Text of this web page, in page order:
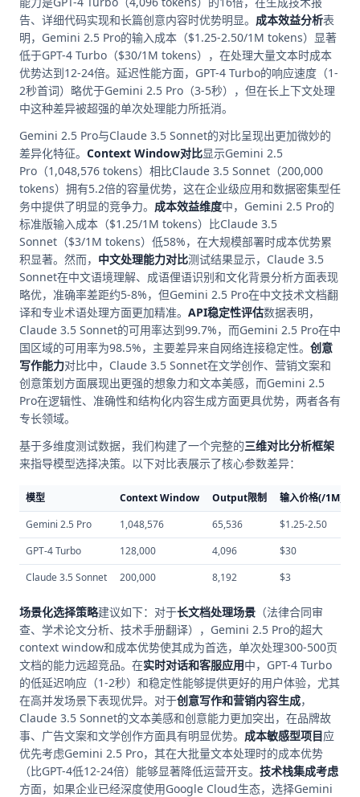
告、详细代码实现和长篇创意内容时优势明显。 成本效益分析表
明，Gemini 2.5 Pro的输入成本（$1.25-2.50/1M tokens）显著
低于GPT-4 Turbo（$30/1M tokens），在处理大量文本时成本
优势达到12-24倍。延迟性能方面，GPT-4 Turbo的响应速度（1-
2秒首词）略优于Gemini 2.5 Pro（3-5秒），但在长上下文处理
中这种差异被超强的单次处理能力所抵消。
Gemini 2.5 Pro与Claude 3.5 Sonnet的对比呈现出更加微妙的
差异化特征。 Context Window对比显示Gemini 2.5
Pro（1,048,576 tokens）相比Claude 3.5 Sonnet（200,000
tokens）拥有5.2倍的容量优势，这在企业级应用和数据密集型任
务中提供了明显的竞争力。 成本效益维度中，Gemini 2.5 Pro的
标准版输入成本（$1.25/1M tokens）比Claude 3.5
Sonnet（$3/1M tokens）低58%，在大规模部署时成本优势累
积显著。然而， 中文处理能力对比测试结果显示，Claude 3.5
Sonnet在中文语境理解、成语俚语识别和文化背景分析方面表现
略优，准确率差距约5-8%，但Gemini 2.5 Pro在中文技术文档翻
译和专业术语处理方面更加精准。 API稳定性评估数据表明，
Claude 3.5 Sonnet的可用率达到99.7%，而Gemini 2.5 Pro在中
国区域的可用率为98.5%，主要差异来自网络连接稳定性。 创意
写作能力对比中，Claude 3.5 Sonnet在文学创作、营销文案和
创意策划方面展现出更强的想象力和文本美感，而Gemini 2.5
Pro在逻辑性、准确性和结构化内容生成方面更具优势，两者各有
专长领域。
基于多维度测试数据，我们构建了一个完整的三维对比分析框架
来指导模型选择决策。以下对比表展示了核心参数差异：
模型 Context Window Output限制 输入价格(/1M)
Gemini 2.5 Pro
1,048,576 65,536 $1.25-2.50
GPT-4 Turbo
128,000 4,096 $30
Claude 3.5 Sonnet
200,000 8,192 $3
场景化选择策略建议如下：对于长文档处理场景 （法律合同审
查、学术论文分析、技术手册翻译），Gemini 2.5 Pro的超大
context window和成本优势使其成为首选，单次处理300-500页
文档的能力远超竞品。在实时对话和客服应用中，GPT-4 Turbo
的低延迟响应（1-2秒）和稳定性能够提供更好的用户体验，尤其
在高并发场景下表现优异。对于创意写作和营销内容生成，
Claude 3.5 Sonnet的文本美感和创意能力更加突出，在品牌故
事、广告文案和文学创作方面具有明显优势。 成本敏感型项目应
优先考虑Gemini 2.5 Pro，其在大批量文本处理时的成本优势
（比GPT-4低12-24倍）能够显著降低运营开支。 技术栈集成考虑
方面，如果企业已经深度使用Google Cloud生态，选择Gemini